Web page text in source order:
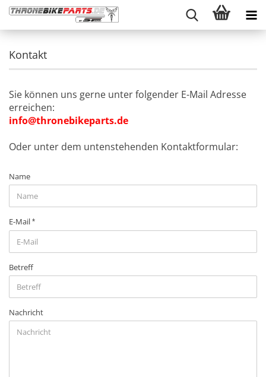
Kontakt
Sie können uns gerne unter folgender E-Mail Adresse
erreichen:
info@thronebikeparts.de
Oder unter dem untenstehenden Kontaktformular:
KONTAKT
Name
E-Mail
Betreff
Nachricht